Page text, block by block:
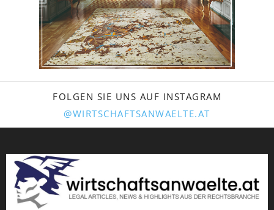
FOLGEN SIE UNS AUF INSTAGRAM
@WIRTSCHAFTSANWAELTE.AT